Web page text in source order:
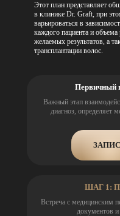
Этот план представляет
в клинике Dr. Graft, при
варьироваться в
каждого пациента и
желаемых результатов, а
трансплантации волос.
Первичный
Важный этап
диагноз, определяет
ШАГ 1:
Встреча с медицинским
документов и